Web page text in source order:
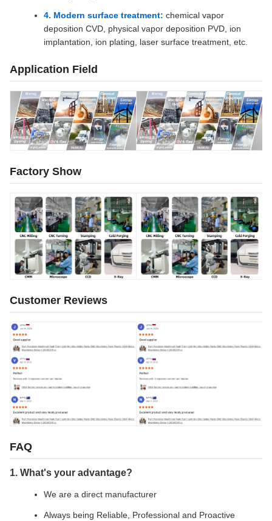
4. Modern surface treatment: chemical vapor
deposition CVD, physical vapor deposition PVD, ion
implantation, ion plating, laser surface treatment, etc.
Application Field
Factory Show
Customer Reviews
FAQ
1. What's your advantage?
We are a direct manufacturer
Always being Reliable, Professional and Proactive